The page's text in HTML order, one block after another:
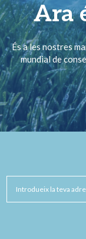
Ara
És a les nostres
mundial de